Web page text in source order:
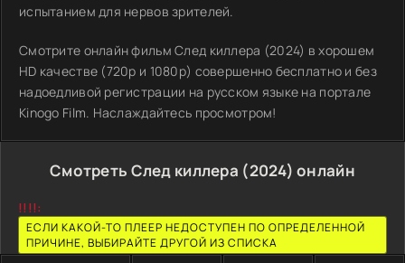
испытанием для нервов зрителей.
Смотрите онлайн фильм След киллера (2024) в хорошем
HD качестве (720p и 1080p) совершенно бесплатно и без
надоедливой регистрации на русском языке на портале
Kinogo Film. Наслаждайтесь просмотром!
Смотреть След киллера (2024) онлайн
!!!!:
ЕСЛИ КАКОЙ-ТО ПЛЕЕР НЕДОСТУПЕН ПО ОПРЕДЕЛЕННОЙ
ПРИЧИНЕ, ВЫБИРАЙТЕ ДРУГОЙ ИЗ СПИСКА